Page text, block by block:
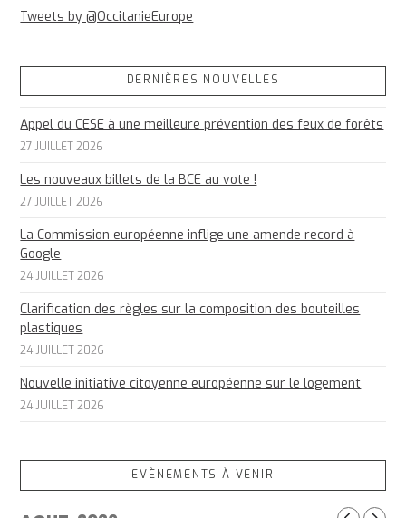
Tweets by @OccitanieEurope
DERNIÈRES NOUVELLES
Appel du CESE à une meilleure prévention des feux de forêts
27 JUILLET 2026
Les nouveaux billets de la BCE au vote !
27 JUILLET 2026
La Commission européenne inflige une amende record à
Google
24 JUILLET 2026
Clarification des règles sur la composition des bouteilles
plastiques
24 JUILLET 2026
Nouvelle initiative citoyenne européenne sur le logement
24 JUILLET 2026
EVÈNEMENTS À VENIR